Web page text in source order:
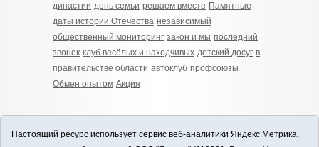
династии день семьи решаем вместе Памятные
даты истории Отечества независимый
общественный мониторинг закон и мы последний
звонок клуб весёлых и находчивых детский досуг в
правительстве области автоклуб профсоюзы
Обмен опытом Акция
Настоящий ресурс использует сервис веб-аналитики Яндекс.Метрика,